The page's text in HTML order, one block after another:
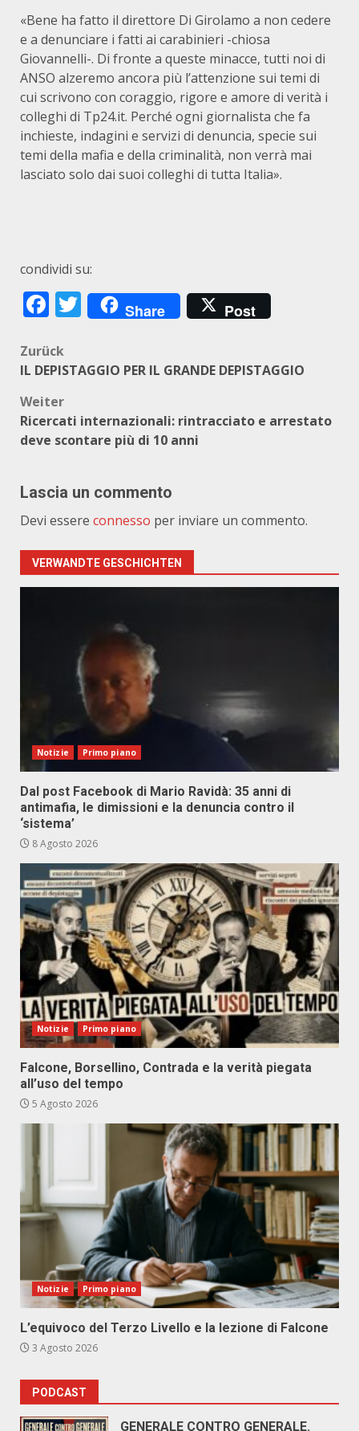
«Bene ha fatto il direttore Di Girolamo a non cedere
e a denunciare i fatti ai carabinieri -chiosa
Giovannelli-. Di fronte a queste minacce, tutti noi di
ANSO alzeremo ancora più l’attenzione sui temi di
cui scrivono con coraggio, rigore e amore di verità i
colleghi di Tp24.it. Perché ogni giornalista che fa
inchieste, indagini e servizi di denuncia, specie sui
temi della mafia e della criminalità, non verrà mai
lasciato solo dai suoi colleghi di tutta Italia».
condividi su:
Facebook
Twitter
Share Post
Beitragsnavigation
Zurück
IL DEPISTAGGIO PER IL GRANDE DEPISTAGGIO
Weiter
Ricercati internazionali: rintracciato e arrestato
deve scontare più di 10 anni
Lascia un commento
Devi essere connesso per inviare un commento.
VERWANDTE GESCHICHTEN
Notizie Primo piano
Dal post Facebook di Mario Ravidà: 35 anni di
antimafia, le dimissioni e la denuncia contro il
‘sistema’
8 Agosto 2026
Notizie Primo piano
Falcone, Borsellino, Contrada e la verità piegata
all’uso del tempo
5 Agosto 2026
Notizie Primo piano
L’equivoco del Terzo Livello e la lezione di Falcone
3 Agosto 2026
PODCAST
GENERALE CONTRO GENERALE.